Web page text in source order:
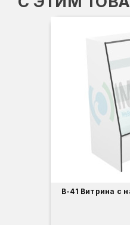
В-41 Витрина с